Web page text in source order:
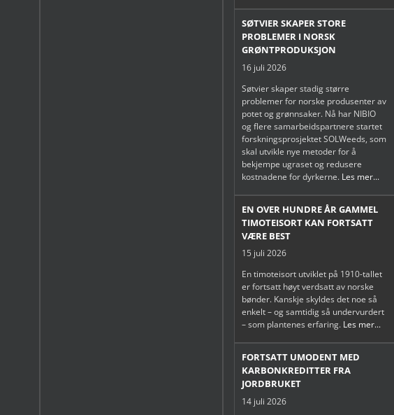
SØTVIER SKAPER STORE
PROBLEMER I NORSK
GRØNTPRODUKSJON
16 juli 2026
Søtvier skaper stadig større
problemer for norske produsenter av
potet og grønnsaker. Nå har NIBIO
og flere samarbeidspartnere startet
forskningsprosjektet SOLWeeds, som
skal utvikle nye metoder for å
bekjempe ugraset og redusere
kostnadene for dyrkerne. Les mer...
EN OVER HUNDRE ÅR GAMMEL
TIMOTEISORT KAN FORTSATT
VÆRE BEST
15 juli 2026
En timoteisort utviklet på 1910-tallet
er fortsatt høyt verdsatt av norske
bønder. Kanskje skyldes det noe så
enkelt – og samtidig så undervurdert
– som plantenes erfaring. Les mer...
FORTSATT UMODENT MED
KARBONKREDITTER FRA
JORDBRUKET
14 juli 2026